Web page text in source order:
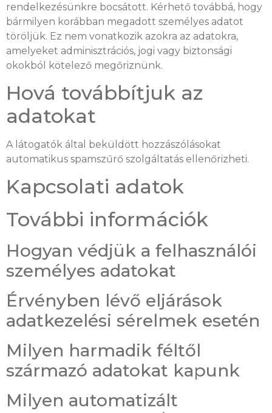
rendelkezésünkre bocsátott. Kérhető továbbá, hogy
bármilyen korábban megadott személyes adatot
töröljük. Ez nem vonatkozik azokra az adatokra,
amelyeket adminisztrációs, jogi vagy biztonsági
okokból kötelező megőriznünk.
Hová továbbítjuk az
adatokat
A látogatók által beküldött hozzászólásokat
automatikus spamszűrő szolgáltatás ellenőrizheti.
Kapcsolati adatok
További információk
Hogyan védjük a felhasználói
személyes adatokat
Érvényben lévő eljárások
adatkezelési sérelmek esetén
Milyen harmadik féltől
származó adatokat kapunk
Milyen automatizált